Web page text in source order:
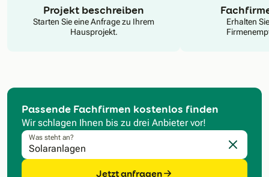
Projekt beschreiben
Starten Sie eine Anfrage zu Ihrem
Hausprojekt.
Erhalten
Passende Fachfirmen kostenlos finden
Wir schlagen Ihnen bis zu drei Anbieter vor!
Was steht an?
Eingabe
Jetzt anfragen